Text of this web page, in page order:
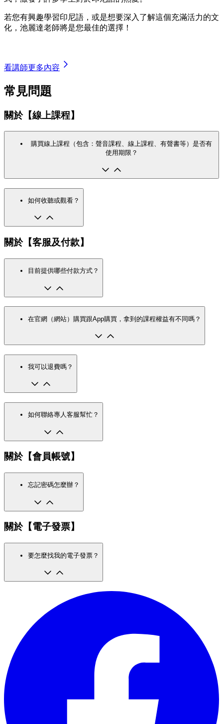
若您有興趣學習印尼語，或是想要深入了解這個充滿活力的文
化，池麗達老師將是您最佳的選擇！
看講師更多內容
常見問題
關於【線上課程】
購買線上課程（包含：聲音課程、線上課程、有聲書等）是否有
使用期限？
如何收聽或觀看？
關於【客服及付款】
目前提供哪些付款方式？
在官網（網站）購買跟App購買，拿到的課程權益有不同嗎？
我可以退費嗎？
如何聯絡專人客服幫忙？
關於【會員帳號】
忘記密碼怎麼辦？
關於【電子發票】
要怎麼找我的電子發票？